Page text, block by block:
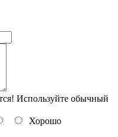
Используйте обычный
Хорошо